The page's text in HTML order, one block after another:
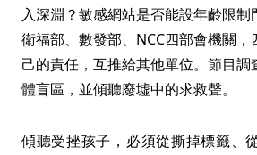
入深淵？敏感網站是否能設年齡限制
衛福部、數發部、NCC四部會機關，
己的責任，互推給其他單位。節目
體盲區，並傾聽廢墟中的求救聲。
傾聽受挫孩子，必須從撕掉標籤、